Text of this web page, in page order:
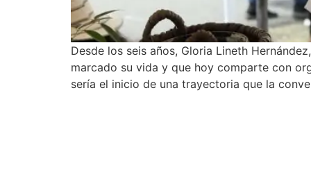
Desde los seis años, Gloria Lineth
marcado su vida y que hoy comparte con
sería el inicio de una trayectoria que la